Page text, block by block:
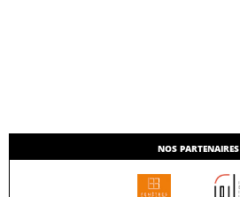
NOS PARTENAIRES